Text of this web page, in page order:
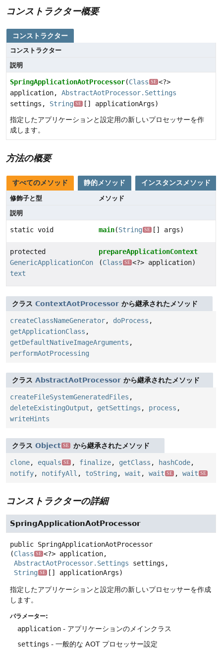
コンストラクター概要
コンストラクター
コンストラクター
説明
SpringApplicationAotProcessor(Class SE <?>
application, AbstractAotProcessor.Settings
settings, String SE
[] applicationArgs)
指定したアプリケーションと設定用の新しいプロセッサーを作
成します。
方法の概要
すべてのメソッド 静的メソッド インスタンスメソッド
修飾子と型
メソッド
説明
static void main(String SE [] args)
protected
GenericApplicationCon
text
prepareApplicationContext
(Class SE <?> application)
クラス ContextAotProcessor から継承されたメソッド
createClassNameGenerator, doProcess ,
getApplicationClass ,
getDefaultNativeImageArguments ,
performAotProcessing
クラス AbstractAotProcessor から継承されたメソッド
createFileSystemGeneratedFiles ,
deleteExistingOutput , getSettings , process ,
writeHints
クラス Object SE から継承されたメソッド
clone, equals SE , finalize, getClass , hashCode,
notify, notifyAll , toString , wait , wait SE , wait SE
コンストラクターの詳細
SpringApplicationAotProcessor
public SpringApplicationAotProcessor
(Class SE <?> application,
AbstractAotProcessor.Settings settings,
String SE [] applicationArgs)
指定したアプリケーションと設定用の新しいプロセッサーを作成
します。
パラメーター:
application - アプリケーションのメインクラス
settings - 一般的な AOT プロセッサー設定